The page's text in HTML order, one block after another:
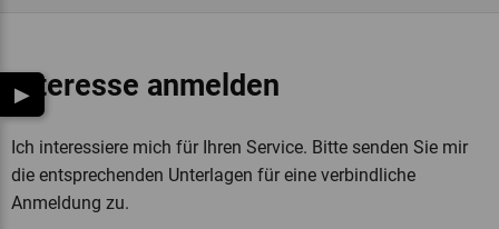
Interesse anmelden
Ich interessiere mich für Ihren Service. Bitte senden Sie mir
die entsprechenden Unterlagen für eine verbindliche
Anmeldung zu.
▶